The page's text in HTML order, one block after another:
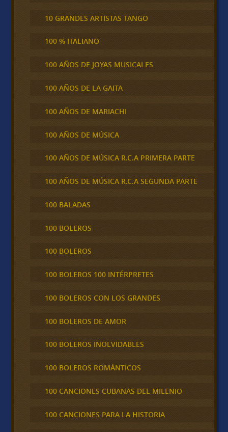
10 GRANDES ARTISTAS TANGO
100 % ITALIANO
100 AÑOS DE JOYAS MUSICALES
100 AÑOS DE LA GAITA
100 AÑOS DE MARIACHI
100 AÑOS DE MÚSICA
100 AÑOS DE MÚSICA R.C.A PRIMERA PARTE
100 AÑOS DE MÚSICA R.C.A SEGUNDA PARTE
100 BALADAS
100 BOLEROS
100 BOLEROS
100 BOLEROS 100 INTÉRPRETES
100 BOLEROS CON LOS GRANDES
100 BOLEROS DE AMOR
100 BOLEROS INOLVIDABLES
100 BOLEROS ROMÁNTICOS
100 CANCIONES CUBANAS DEL MILENIO
100 CANCIONES PARA LA HISTORIA